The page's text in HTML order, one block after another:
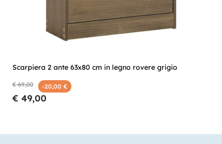
Scarpiera 2 ante 63x80 cm in legno rovere grigio
€ 69,00 -20,00 €
€ 49,00